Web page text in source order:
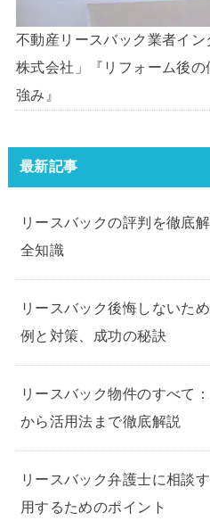
不動産リースバック業者イ
株式会社」『リフォーム後
強み』
最新記事
リースバックの評判を徹底
全知識
リースバック後悔しないた
例と対策、成功の秘訣
リースバック物件のすべて
から活用法まで徹底解説
リースバック弁護士に相談
用するためのポイント